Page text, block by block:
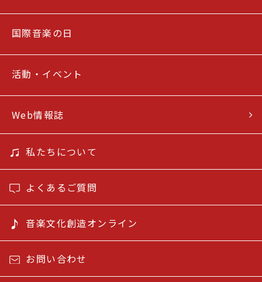
国際音楽の日
活動・イベント
Web情報誌
私たちについて
よくあるご質問
音楽文化創造オンライン
お問い合わせ